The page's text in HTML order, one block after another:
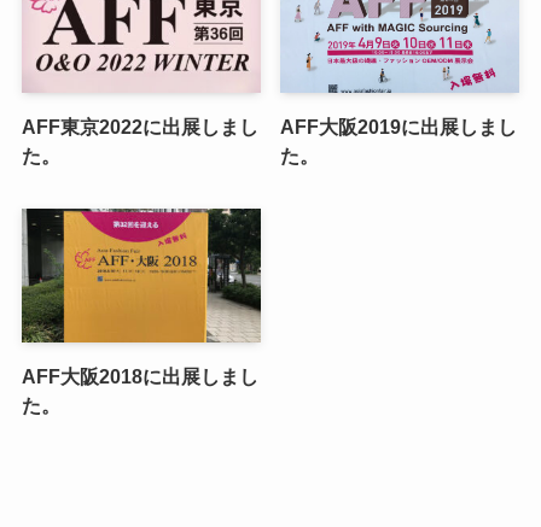
AFF東京2022に出展しまし
た。
AFF大阪2019に出展しまし
た。
AFF大阪2018に出展しまし
た。